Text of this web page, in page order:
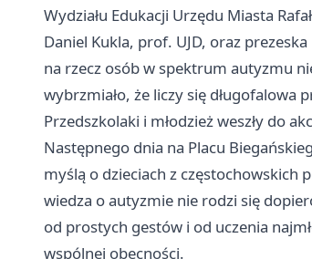
Wydziału Edukacji Urzędu Miasta
Daniel Kukla, prof. UJD, oraz
na rzecz osób w spektrum autyzmu
wybrzmiało, że liczy się długofalowa
Przedszkolaki i młodzież weszły do
Następnego dnia na Placu
myślą o dzieciach z częstochowskich
wiedza o autyzmie nie rodzi się
od prostych gestów i od uczenia
wspólnej obecności.